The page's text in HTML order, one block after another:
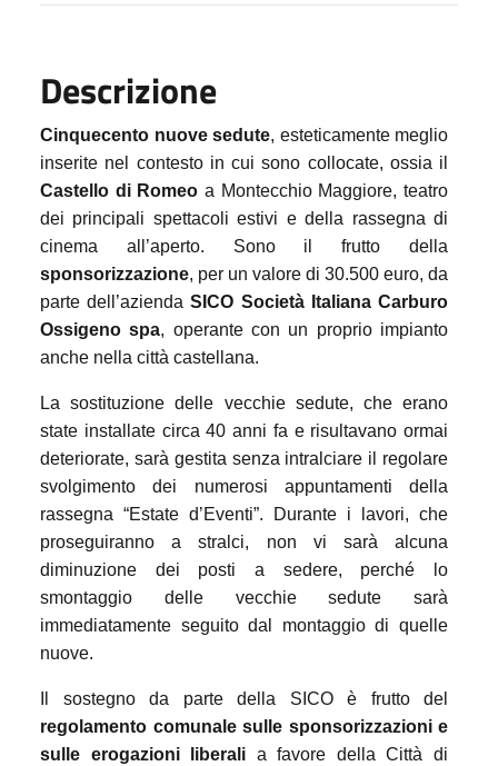
Descrizione
Cinquecento nuove sedute, esteticamente meglio
inserite nel contesto in cui sono collocate, ossia il
Castello di Romeo a Montecchio Maggiore, teatro
dei principali spettacoli estivi e della rassegna di
cinema all’aperto. Sono il frutto della
sponsorizzazione, per un valore di 30.500 euro, da
parte dell’aziendaSICO Società Italiana Carburo
Ossigeno spa, operante con un proprio impianto
anche nella città castellana.
La sostituzione delle vecchie sedute, che erano
state installate circa 40 anni fa e risultavano ormai
deteriorate, sarà gestita senza intralciare il regolare
svolgimento dei numerosi appuntamenti della
rassegna “Estate d’Eventi”. Durante i lavori, che
proseguiranno a stralci, non vi sarà alcuna
diminuzione dei posti a sedere, perché lo
smontaggio delle vecchie sedute sarà
immediatamente seguito dal montaggio di quelle
nuove.
Il sostegno da parte della SICO è frutto del
regolamento comunale sulle sponsorizzazioni e
sulle erogazioni liberali a favore della Città di